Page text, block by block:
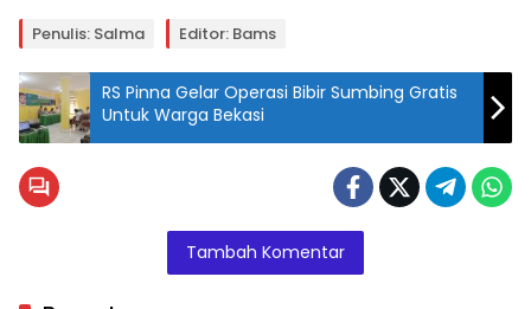
Penulis: Salma Editor: Bams
RS Pinna Gelar Operasi Bibir Sumbing Gratis
Untuk Warga Bekasi
Tambah Komentar